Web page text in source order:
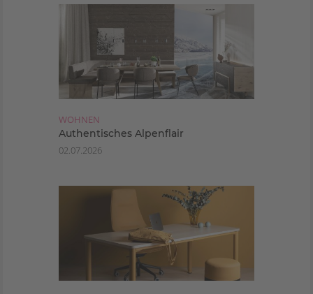
WOHNEN
Authentisches Alpenflair
02.07.2026